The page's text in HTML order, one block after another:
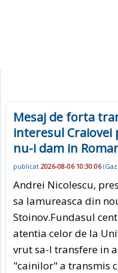
Mesaj de forta
interesul Craiovei
nu-i dam in
publicat 2026-08-06 10:30:06(
Andrei Nicolescu,
sa lamureasca din
Stoinov.Fundasul
atentia celor de la
vrut sa-l transfere in
"cainilor" a transmis